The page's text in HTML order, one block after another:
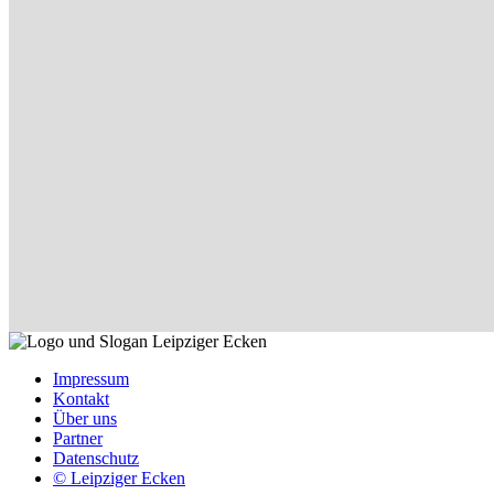
Impressum
Kontakt
Über uns
Partner
Datenschutz
© Leipziger Ecken